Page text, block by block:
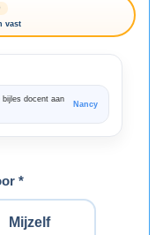
vast
bijles docent aan
Nancy
*
Mijzelf